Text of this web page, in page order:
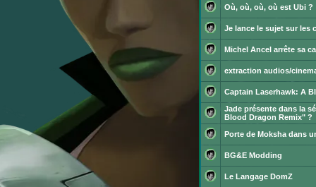
message
non
lu
Aucun
message
non
lu
Où, où, où, où est Ubi ?
Aucun
message
non
lu
Je lance le sujet sur les
Aucun
message
non
lu
Michel Ancel arrête sa
Aucun
message
non
lu
extraction audios/
Aucun
message
non
lu
Captain Laserhawk: A
Aucun
message
non
lu
Jade présente dans la
Blood Dragon Remix" ?
Aucun
message
non
lu
Porte de Moksha dans
Aucun
message
non
BG&E Modding
Le Langage DomZ